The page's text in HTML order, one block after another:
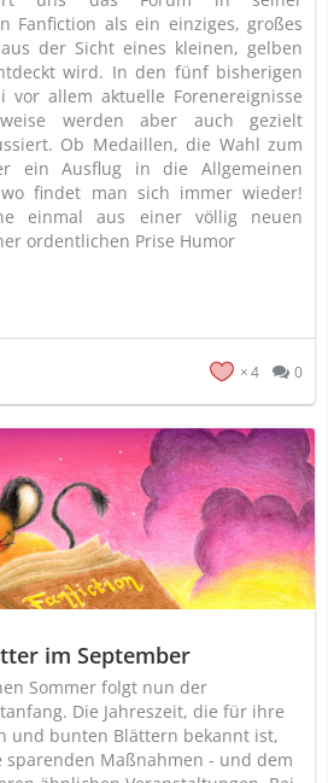
Fanfiction als ein einziges, großes
der Sicht eines kleinen, gelben
wird. In den fünf bisherigen
vor allem aktuelle Forenereignisse
werden aber auch gezielt
Ob Medaillen, die Wahl zum
ein Ausflug in die Allgemeinen
findet man sich immer wieder!
einmal aus einer völlig neuen
ordentlichen Prise Humor
4 0
im September
Sommer folgt nun der
Die Jahreszeit, die für ihre
und bunten Blättern bekannt ist,
sparenden Maßnahmen - und dem